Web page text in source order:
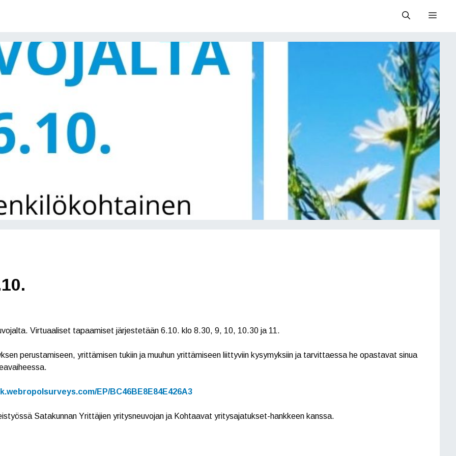
Virtuaaliset tapaamiset järjestetään 6.10. klo 8.30, 9, 10, 10.30 ja 11.
perustamiseen, yrittämisen tukiin ja muuhun yrittämiseen liittyviin kysymyksiin ja tarvittaessa he opastavat sinua
EP/BC46BE8E84E426A3
Satakunnan Yrittäjien yritysneuvojan ja Kohtaavat yritysajatukset-hankkeen kanssa.